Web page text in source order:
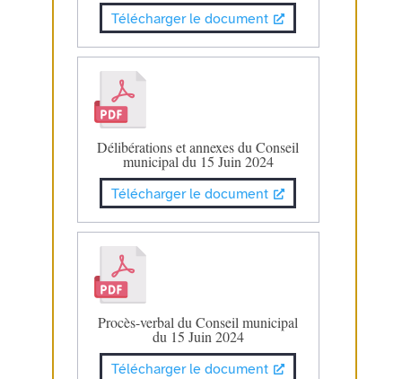
Télécharger le document
Délibérations et annexes du Conseil
municipal du 15 Juin 2024
Télécharger le document
Procès-verbal du Conseil municipal
du 15 Juin 2024
Télécharger le document